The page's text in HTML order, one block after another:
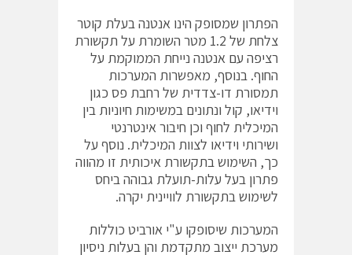
הפתרון שמסופק הינו אנטנה בעלת קוטר
צלחת של 1.2 מטר השומרת על תקשורת
רציפה עם אנטנה נייחת הממוקמת על
החוף. בנוסף, מאפשרות המערכות
תמסורת דו-צדדית של רחבת פס כגון
וידיאו, קול ונתונים במשימות חיוניות בין
המיכלית לחוף וכן חיבור אינטרנטי
ושירותי וידיאו לצוות המיכלית. נוסף על
כך, השימוש בתקשורת איכותית זו מהווה
פתרון בעל עלות-תועלת גבוהה ביחס
לשימוש בתקשורת לוויינית יקרה.
המערכות שיסופקו ע"י אורביט כוללות
מערכת ייצוב מתקדמת והן בעלות ניסיון